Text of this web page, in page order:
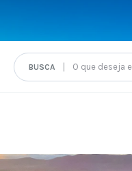
O que deseja encontrar?